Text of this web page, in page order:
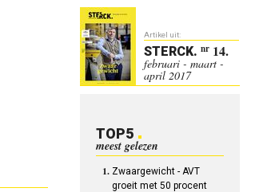
Artikel uit:
STERCK. nr 14.
februari - maart -
april 2017
TOP5
meest gelezen
Zwaargewicht - AVT
groeit met 50 procent